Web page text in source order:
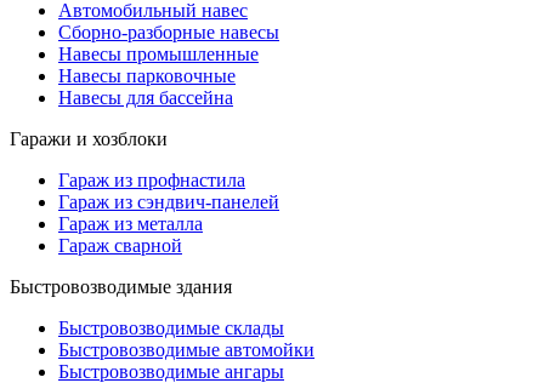
Автомобильный навес
Сборно-разборные навесы
Навесы промышленные
Навесы парковочные
Навесы для бассейна
Гаражи и хозблоки
Гараж из профнастила
Гараж из сэндвич-панелей
Гараж из металла
Гараж сварной
Быстровозводимые здания
Быстровозводимые склады
Быстровозводимые автомойки
Быстровозводимые ангары